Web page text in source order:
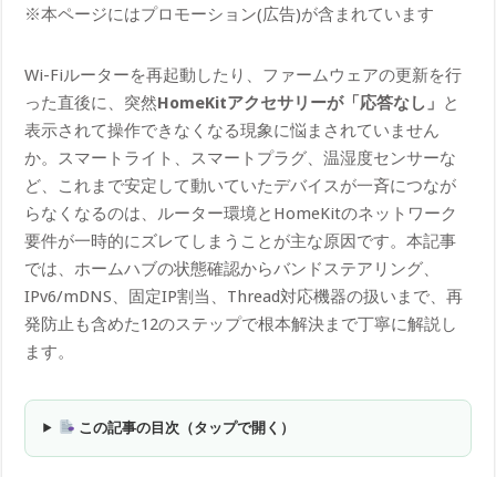
※本ページにはプロモーション(広告)が含まれています
Wi-Fiルーターを再起動したり、ファームウェアの更新を行
った直後に、突然HomeKitアクセサリーが「応答なし」 と
表示されて操作できなくなる現象に悩まされていません
か。スマートライト、スマートプラグ、温湿度センサーな
ど、これまで安定して動いていたデバイスが一斉につなが
らなくなるのは、ルーター環境とHomeKitのネットワーク
要件が一時的にズレてしまうことが主な原因です。本記事
では、ホームハブの状態確認からバンドステアリング、
IPv6/mDNS、固定IP割当、Thread対応機器の扱いまで、再
発防止も含めた12のステップで根本解決まで丁寧に解説し
ます。
この記事の目次（タップで開く）